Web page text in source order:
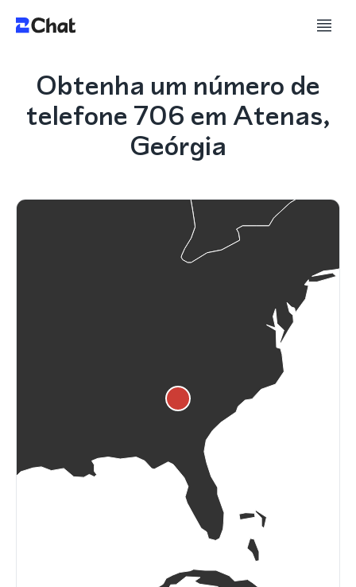
Obtenha um número de
telefone 706 em Atenas,
Geórgia